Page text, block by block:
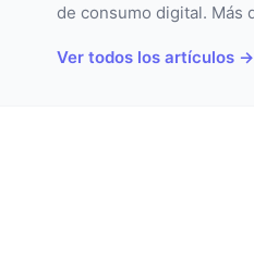
de consumo digital. Más
Ver todos los artículos →